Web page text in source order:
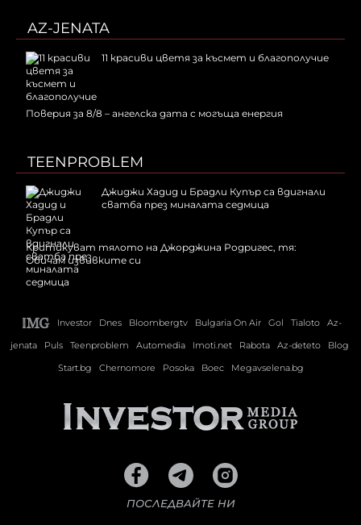
AZ-JENATA
11 красиви цветя за късмет и благополучие
Поверия за 8/8 – ангелска дата с могъща енергия
TEENPROBLEM
Джиджи Хадид и Брадли Купър са вдигнали
сватба през миналата седмица
Критикуват тялото на Джорджина Родригес, тя:
Обичам извивките си
Investor Dnes Bloombergtv Bulgaria On Air Gol Tialoto
Az-
jenata
Puls Teenproblem Automedia Imoti.net Rabota Az-deteto
Blog
Start.bg
Chernomore Posoka Boec Megavselena.bg
ПОСЛЕДВАЙТЕ НИ